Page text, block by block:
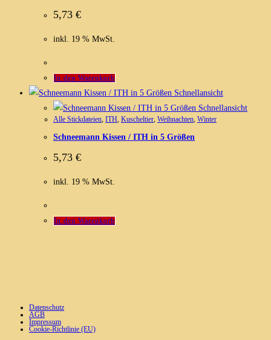
5,73 €
inkl. 19 % MwSt.
In den Warenkorb
Schnellansicht
Schnellansicht
Alle Stickdateien ITH Kuscheltier Weihnachten Winter
Schneemann Kissen / ITH in 5 Größen
5,73 €
inkl. 19 % MwSt.
In den Warenkorb
Datenschutz
AGB
Impressum
Cookie-Richtlinie (EU)